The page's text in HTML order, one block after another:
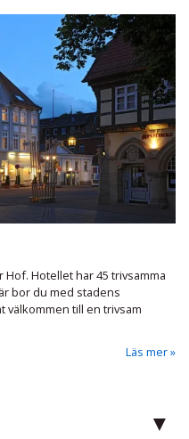
Hof. Hotellet har 45 trivsamma
bor du med stadens
välkommen till en trivsam
Läs mer